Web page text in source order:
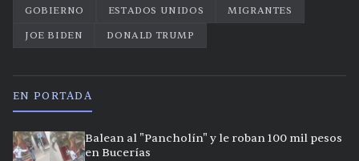
GOBIERNO ESTADOS UNIDOS
MIGRANTES
JOE BIDEN
DONALD TRUMP
EN PORTADA
Balean al "Pancholín" y le roban 100 mil pesos
en Bucerías